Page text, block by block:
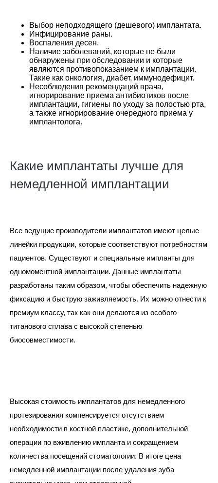
Выбор неподходящего (дешевого) имплантата.
Инфицирование раны.
Воспаления десен.
Наличие заболеваний, которые не были
обнаружены при обследовании и которые
являются противопоказанием к имплантации.
Такие как онкология, диабет, иммунодефицит.
Несоблюдения рекомендаций врача,
игнорирование приема антибиотиков после
имплантации, гигиены по уходу за полостью рта,
а также игнорирование очередного приема у
имплантолога.
Какие имплантаты лучше для
немедленной имплантации
Все ведущие производители имплантатов имеют целые
линейки продукции, которые соответствуют потребностям
пациентов. Существуют и специальные импланты для
одномоментной имплантации. Данные имплантаты
разработаны таким образом, чтобы обеспечить надежную
фиксацию и быструю заживляемость. Их можно отнести к
премиум классу, так как они делаются из особого
титанового сплава с высокой степенью
биосовместимости.
Высокая стоимость имплантатов для немедленного
протезирования компенсируется отсутствием
необходимости в костной пластике, дополнительной
операции по вживлению импланта и сокращением
количества посещений стоматологии. В итоге цена
немедленной имплантации после удаления зуба